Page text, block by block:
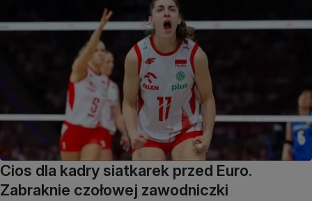
Cios dla kadry siatkarek przed Euro.
Zabraknie czołowej zawodniczki